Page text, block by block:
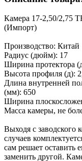
Камера 17-2,50/2,75
(Импорт)
Производство: Китай
Радиус (дюйм): 17
Ширина протектора
Высота профиля (д):
Длина внутренней
(мм): 650
Ширина
Масса камеры, не
Выходя с заводского
случаев
сам решает
заменить другой.